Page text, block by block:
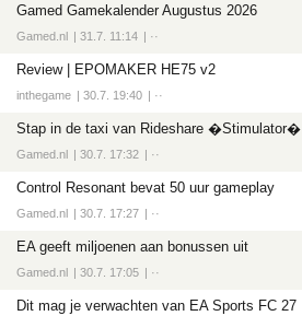
Gamed Gamekalender Augustus 2026
Gamed.nl 31.7. 11:14 ··
Review | EPOMAKER HE75 v2
inthegame 30.7. 19:40 ··
Stap in de taxi van Rideshare �Stimulator�
Gamed.nl 30.7. 17:32 ··
Control Resonant bevat 50 uur gameplay
Gamed.nl 30.7. 17:27 ··
EA geeft miljoenen aan bonussen uit
Gamed.nl 30.7. 17:05 ··
Dit mag je verwachten van EA Sports FC 27